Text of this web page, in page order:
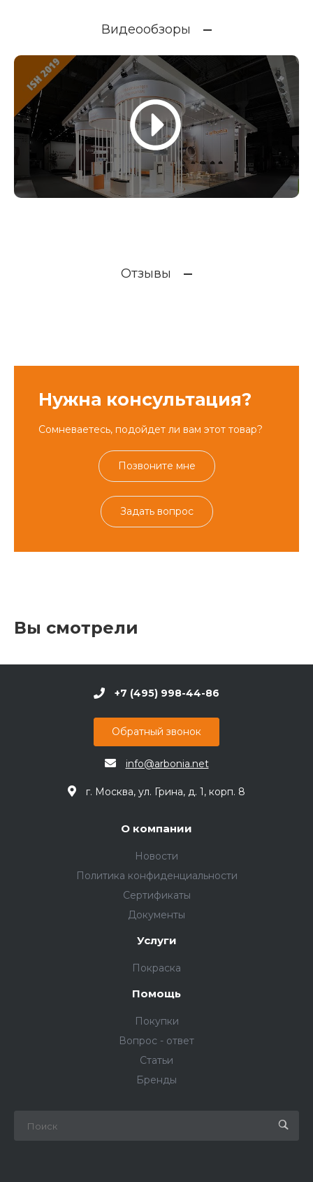
Видеообзоры
Отзывы
Нужна консультация?
Сомневаетесь, подойдет ли вам этот товар?
Позвоните мне
Задать вопрос
Вы смотрели
+7 (495) 998-44-86
Обратный звонок
info@arbonia.net
г. Москва, ул. Грина, д. 1, корп. 8
О компании
Новости
Политика конфиденциальности
Сертификаты
Документы
Услуги
Покраска
Помощь
Покупки
Вопрос - ответ
Статьи
Бренды